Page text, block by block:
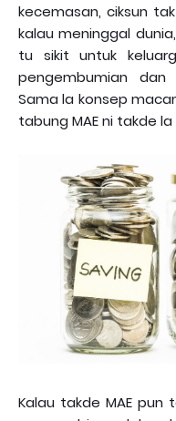
kecemasan, ciksun
kalau meninggal
tu sikit untuk
pengembumian dan
Sama la konsep
tabung MAE ni takde
Kalau takde MAE pun